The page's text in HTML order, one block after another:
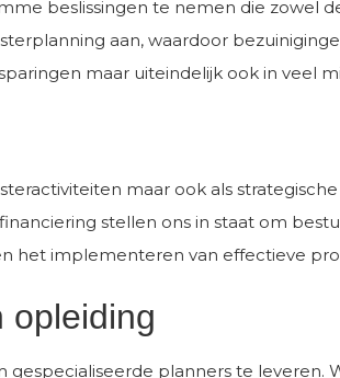
beslissingen te nemen die zowel
aan, waardoor
maar uiteindelijk ook in veel
maar ook als
stellen ons in staat om
het implementeren van effectieve
opleiding
planners te leveren.